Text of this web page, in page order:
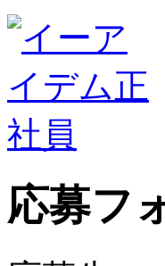
応募フ